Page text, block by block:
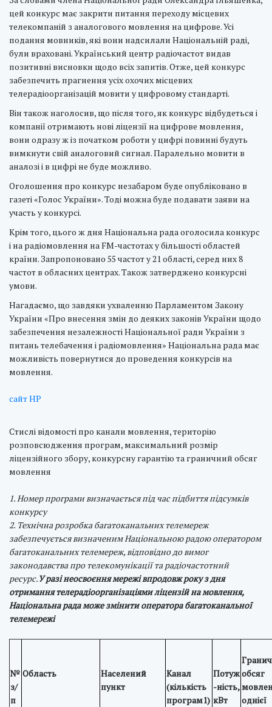
цей конкурс має закрити питання переходу місцевих
телекомпаній з аналогового мовлення на цифрове. Усі
подання мовників, які вони надсилали Національній раді,
були враховані. Український центр радіочастот видав
позитивні висновки щодо всіх запитів. Отже, цей конкурс
забезпечить прагнення усіх охочих місцевих
телерадіоорганізацій мовити у цифровому стандарті.
Він також наголосив, що після того, як конкурс відбудеться і
компанії отримають нові ліцензії на цифрове мовлення,
вони одразу ж із початком роботи у цифрі повинні будуть
вимкнути свій аналоговий сигнал. Паралельно мовити в
аналозі і в цифрі не буде можливо.
Оголошення про конкурс незабаром буде опубліковано в
газеті «Голос України». Тоді можна буде подавати заяви на
участь у конкурсі.
Крім того, цього ж дня Національна рада оголосила конкурс
і на радіомовлення на FM-частотах у більшості областей
країни. Запропоновано 55 частот у 21 області, серед них 8
частот в обласних центрах. Також затверджено конкурсні
умови.
Нагадаємо, що завдяки ухваленню Парламентом Закону
України «Про внесення змін до деяких законів України щодо
забезпечення незалежності Національної ради України з
питань телебачення і радіомовлення» Національна рада має
можливість повернутися до проведення конкурсів на
мовлення.
сайт НР
Стислі відомості про канали мовлення, територію
розповсюдження програм, максимальний розмір
ліцензійного збору, конкурсну гарантію та граничний обсяг
мовлення
1. Номер програми визначається під час підбиття підсумків
конкурсу
2. Технічна розробка багатоканальних телемереж
забезпечується визначеним Національною радою оператором
багатоканальних телемереж, відповідно до вимог
законодавства про телекомунікації та радіочастотний
ресурс.У разі неосвоєння мережі впродовж року з дня
отримання телерадіоорганізаціями ліцензій на мовлення,
Національна рада може змінити оператора багатоканальної
телемережі
№
з/
п
Область
Населений
пункт
Канал
(кількість
програм1)
Потуж
-ність,
кВт
обсяг
однієї